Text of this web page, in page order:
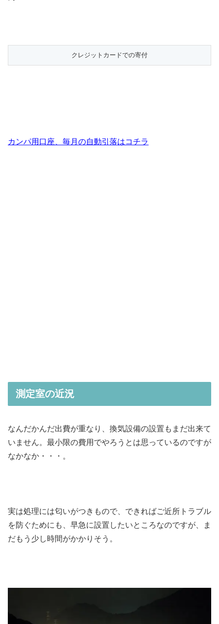
カンパ用口座、毎月の自動引落はコチラ
測定室の近況
なんだかんだ出費が重なり、換気設備の設置もまだ出来て
いません。最小限の費用でやろうとは思っているのですが
なかなか・・・。
実は処理には匂いがつきもので、できればご近所トラブル
を防ぐためにも、早急に設置したいところなのですが、ま
だもう少し時間がかかりそう。